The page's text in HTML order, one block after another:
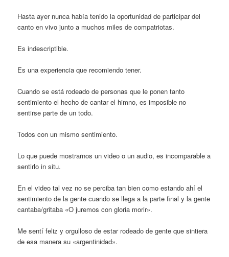
Hasta ayer nunca había tenido la oportunidad de participar del
canto en vivo junto a muchos miles de compatriotas.
Es indescriptible.
Es una experiencia que recomiendo tener.
Cuando se está rodeado de personas que le ponen tanto
sentimiento el hecho de cantar el himno, es imposible no
sentirse parte de un todo.
Todos con un mismo sentimiento.
Lo que puede mostrarnos un video o un audio, es incomparable a
sentirlo in situ.
En el video tal vez no se perciba tan bien como estando ahí el
sentimiento de la gente cuando se llega a la parte final y la gente
cantaba/gritaba «O juremos con gloria morir».
Me sentí feliz y orgulloso de estar rodeado de gente que sintiera
de esa manera su «argentinidad».